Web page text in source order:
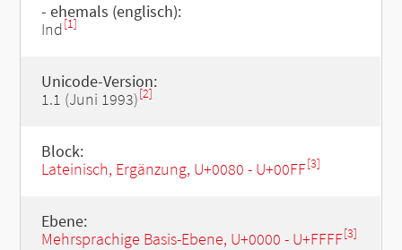
- ehemals (englisch):
Ind[1]
Unicode-Version:
1.1 (Juni 1993)[2]
Block:
Lateinisch, Ergänzung, U+0080 - U+00FF[3]
Ebene:
Mehrsprachige Basis-Ebene, U+0000 - U+FFFF[3]